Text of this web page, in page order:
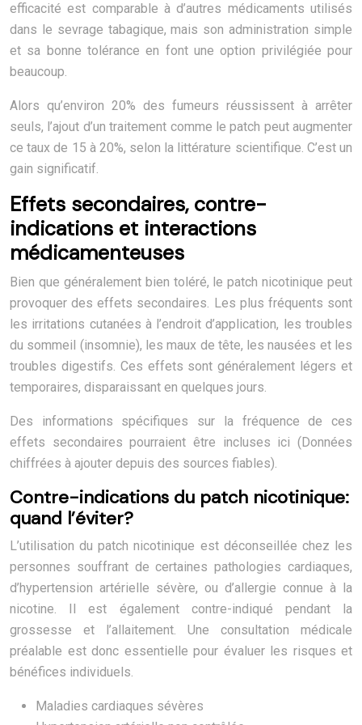
efficacité est comparable à d’autres médicaments utilisés
dans le sevrage tabagique, mais son administration simple
et sa bonne tolérance en font une option privilégiée pour
beaucoup.
Alors qu’environ 20% des fumeurs réussissent à arrêter
seuls, l’ajout d’un traitement comme le patch peut augmenter
ce taux de 15 à 20%, selon la littérature scientifique. C’est un
gain significatif.
Effets secondaires, contre-
indications et interactions
médicamenteuses
Bien que généralement bien toléré, le patch nicotinique peut
provoquer des effets secondaires. Les plus fréquents sont
les irritations cutanées à l’endroit d’application, les troubles
du sommeil (insomnie), les maux de tête, les nausées et les
troubles digestifs. Ces effets sont généralement légers et
temporaires, disparaissant en quelques jours.
Des informations spécifiques sur la fréquence de ces
effets secondaires pourraient être incluses ici (Données
chiffrées à ajouter depuis des sources fiables).
Contre-indications du patch nicotinique:
quand l’éviter?
L’utilisation du patch nicotinique est déconseillée chez les
personnes souffrant de certaines pathologies cardiaques,
d’hypertension artérielle sévère, ou d’allergie connue à la
nicotine. Il est également contre-indiqué pendant la
grossesse et l’allaitement. Une consultation médicale
préalable est donc essentielle pour évaluer les risques et
bénéfices individuels.
Maladies cardiaques sévères